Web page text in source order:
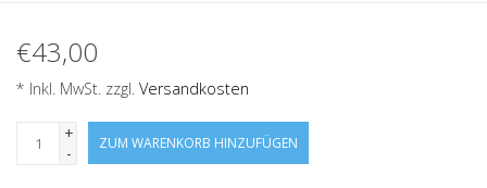
€43,00
* Inkl. MwSt. zzgl. Versandkosten
+
-
ZUM WARENKORB HINZUFÜGEN